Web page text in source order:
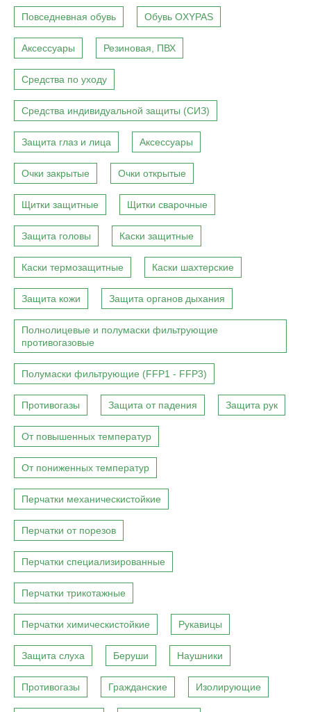
Повседневная обувь Обувь OXYPAS
Аксессуары Резиновая, ПВХ
Средства по уходу
Средства индивидуальной защиты (СИЗ)
Защита глаз и лица Аксессуары
Очки закрытые Очки открытые
Щитки защитные Щитки сварочные
Защита головы Каски защитные
Каски термозащитные Каски шахтерские
Защита кожи Защита органов дыхания
Полнолицевые и полумаски фильтрующие
противогазовые
Полумаски фильтрующие (FFP1 - FFP3)
Противогазы Защита от падения Защита рук
От повышенных температур
От пониженных температур
Перчатки механическистойкие
Перчатки от порезов
Перчатки специализированные
Перчатки трикотажные
Перчатки химическистойкие Рукавицы
Защита слуха Беруши Наушники
Противогазы Гражданские Изолирующие